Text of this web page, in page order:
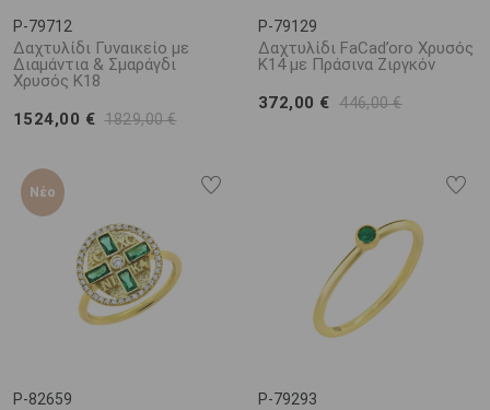
P-79712
Δαχτυλίδι Γυναικείο με
Διαμάντια & Σμαράγδι
Χρυσός K18
1524,00 € 1829,00 €
P-79129
Δαχτυλίδι FaCad’oro Χρυσός
K14 με Πράσινα Ζιργκόν
372,00 € 446,00 €
Νέο
P-82659 P-79293